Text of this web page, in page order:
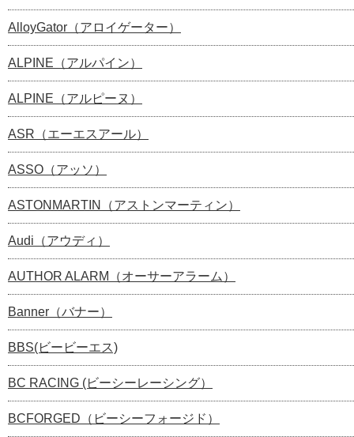
AlloyGator（アロイゲーター）
ALPINE（アルパイン）
ALPINE（アルピーヌ）
ASR（エーエスアール）
ASSO（アッソ）
ASTONMARTIN（アストンマーティン）
Audi（アウディ）
AUTHOR ALARM（オーサーアラーム）
Banner（バナー）
BBS(ビービーエス)
BC RACING (ビーシーレーシング）
BCFORGED（ビーシーフォージド）